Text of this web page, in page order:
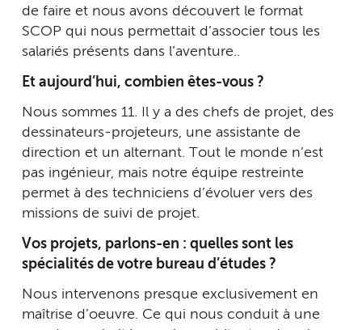
de faire et nous avons découvert le format
SCOP qui nous permettait d’associer tous les
salariés présents dans l’aventure..
Et aujourd’hui, combien êtes-vous ?
Nous sommes 11. Il y a des chefs de projet, des
dessinateurs-projeteurs, une assistante de
direction et un alternant. Tout le monde n’est
pas ingénieur, mais notre équipe restreinte
permet à des techniciens d’évoluer vers des
missions de suivi de projet.
Vos projets, parlons-en : quelles sont les
spécialités de votre bureau d’études ?
Nous intervenons presque exclusivement en
maîtrise d’oeuvre. Ce qui nous conduit à une